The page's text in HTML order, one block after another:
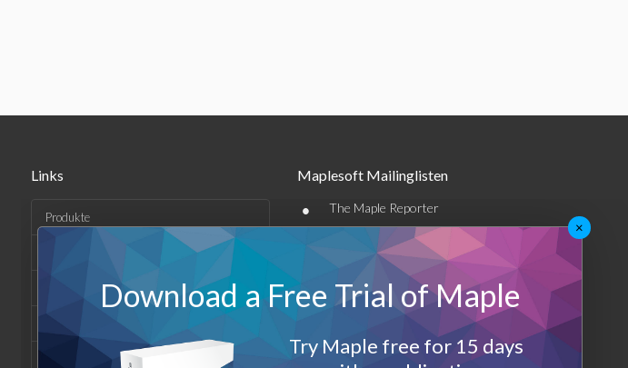
Links
Produkte
Support und Ressourcen
Unternehmen
Maplesoft Mailinglisten
• The Maple Reporter
• Weitere E-Mail-Angebote
Maplesoft Membership
×
Download a Free Trial of Maple
Try Maple free for 15 days